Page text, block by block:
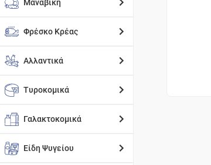
Μαναβική
Φρέσκο Κρέας
Αλλαντικά
Τυροκομικά
Γαλακτοκομικά
Είδη Ψυγείου